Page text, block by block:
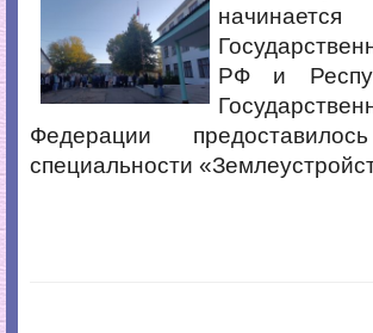
РФ и
Федерации
специальности